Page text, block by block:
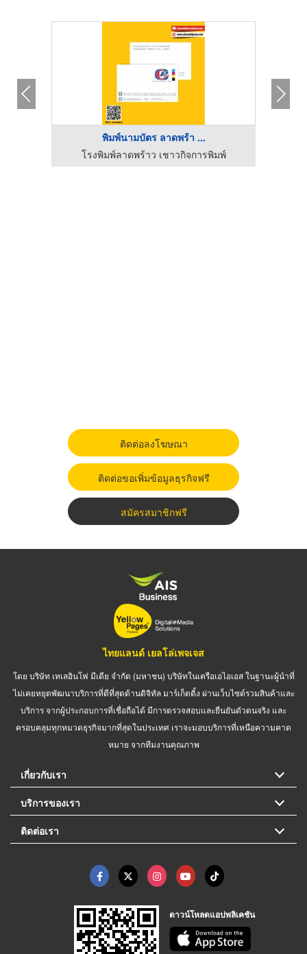
พิมพ์นามบัตร ลาดพร้า ...
โรงพิมพ์ลาดพร้าว เชาวกิจการพิมพ์
ติดต่อลงโฆษณา
ติดต่อขอเพิ่มข้อมูลธุรกิจฟรี
สมัครสมาชิกฟรี
ไทยแลนด์ เยลโล่เพจเจส
โดย บริษัท เทเลอินโฟ มีเดีย จำกัด (มหาชน) บริษัทในเครือเอไอเอส ในฐานะผู้นำที่
ไม่เคยหยุดพัฒนาบริการที่ดีที่สุดด้านดิจิทัล มาร์เก็ตติ้ง ผ่านเว็บไซต์รวมสินค้าและ
บริการ จากผู้ประกอบการที่เชื่อถือได้ มีการตรวจสอบและยืนยันตัวตนจริง และ
ครอบคลุมทุกหมวดธุรกิจมากที่สุดในประเทศ เราจะมอบบริการที่เหนือความคาด
หมาย จากทีมงานคุณภาพ
เกี่ยวกับเรา
บริการของเรา
ติดต่อเรา
ดาวน์โหลดแอปพลิเคชัน